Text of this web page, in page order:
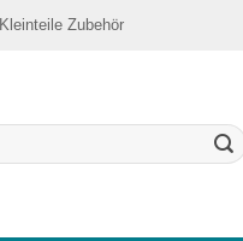
Kleinteile Zubehör